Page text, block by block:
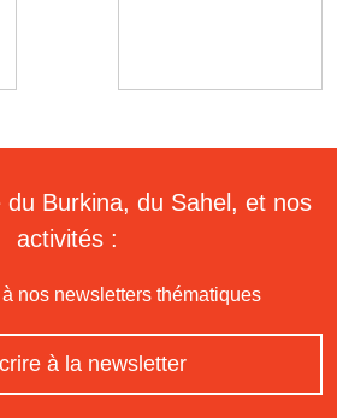
du Burkina, du Sahel, et nos
activités :
nos newsletters thématiques
à la newsletter